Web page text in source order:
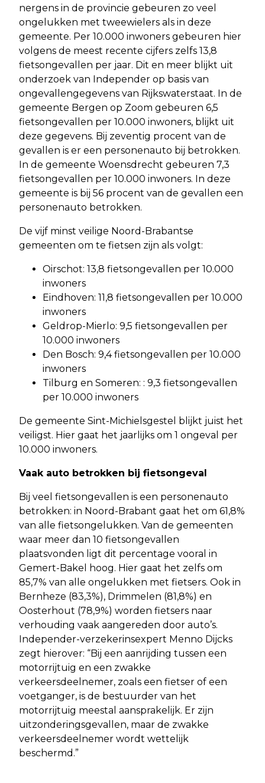
nergens in de provincie gebeuren zo veel
ongelukken met tweewielers als in deze
gemeente. Per 10.000 inwoners gebeuren hier
volgens de meest recente cijfers zelfs 13,8
fietsongevallen per jaar. Dit en meer blijkt uit
onderzoek van Independer op basis van
ongevallengegevens van Rijkswaterstaat. In de
gemeente Bergen op Zoom gebeuren 6,5
fietsongevallen per 10.000 inwoners, blijkt uit
deze gegevens. Bij zeventig procent van de
gevallen is er een personenauto bij betrokken.
In de gemeente Woensdrecht gebeuren 7,3
fietsongevallen per 10.000 inwoners. In deze
gemeente is bij 56 procent van de gevallen een
personenauto betrokken.
De vijf minst veilige Noord-Brabantse
gemeenten om te fietsen zijn als volgt:
Oirschot: 13,8 fietsongevallen per 10.000
inwoners
Eindhoven: 11,8 fietsongevallen per 10.000
inwoners
Geldrop-Mierlo: 9,5 fietsongevallen per
10.000 inwoners
Den Bosch: 9,4 fietsongevallen per 10.000
inwoners
Tilburg en Someren: : 9,3 fietsongevallen
per 10.000 inwoners
De gemeente Sint-Michielsgestel blijkt juist het
veiligst. Hier gaat het jaarlijks om 1 ongeval per
10.000 inwoners.
Vaak auto betrokken bij fietsongeval
Bij veel fietsongevallen is een personenauto
betrokken: in Noord-Brabant gaat het om 61,8%
van alle fietsongelukken. Van de gemeenten
waar meer dan 10 fietsongevallen
plaatsvonden ligt dit percentage vooral in
Gemert-Bakel hoog. Hier gaat het zelfs om
85,7% van alle ongelukken met fietsers. Ook in
Bernheze (83,3%), Drimmelen (81,8%) en
Oosterhout (78,9%) worden fietsers naar
verhouding vaak aangereden door auto’s.
Independer-verzekerinsexpert Menno Dijcks
zegt hierover: “Bij een aanrijding tussen een
motorrijtuig en een zwakke
verkeersdeelnemer, zoals een fietser of een
voetganger, is de bestuurder van het
motorrijtuig meestal aansprakelijk. Er zijn
uitzonderingsgevallen, maar de zwakke
verkeersdeelnemer wordt wettelijk
beschermd.”